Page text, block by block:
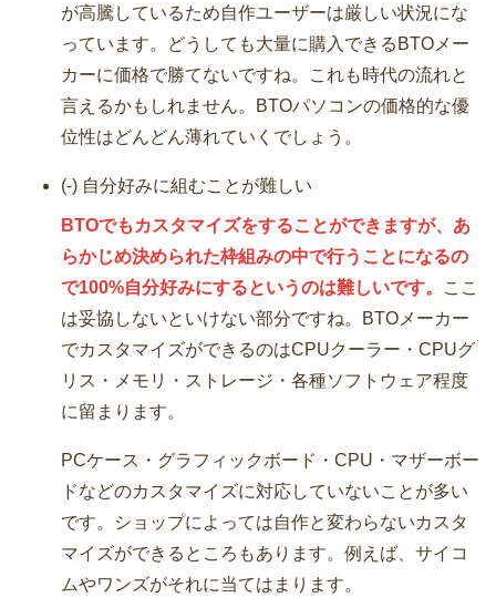
が高騰しているため自作ユーザーは厳しい状況にな
っています。どうしても大量に購入できるBTOメー
カーに価格で勝てないですね。これも時代の流れと
言えるかもしれません。BTOパソコンの価格的な優
位性はどんどん薄れていくでしょう。
(-) 自分好みに組むことが難しい
BTOでもカスタマイズをすることができますが、あ
らかじめ決められた枠組みの中で行うことになるの
で100%自分好みにするというのは難しいです。
ここ
は妥協しないといけない部分ですね。BTOメーカー
でカスタマイズができるのはCPUクーラー・CPUグ
リス・メモリ・ストレージ・各種ソフトウェア程度
に留まります。
PCケース・グラフィックボード・CPU・マザーボー
ドなどのカスタマイズに対応していないことが多い
です。ショップによっては自作と変わらないカスタ
マイズができるところもあります。例えば、サイコ
ムやワンズがそれに当てはまります。